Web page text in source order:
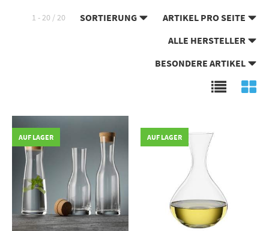
1 - 20 / 20 SORTIERUNG
ARTIKEL PRO SEITE
ALLE HERSTELLER
BESONDERE ARTIKEL
AUF LAGER AUF LAGER